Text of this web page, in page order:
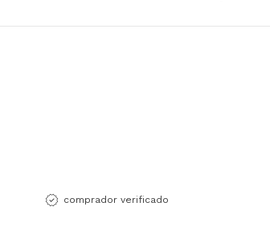
comprador verificado